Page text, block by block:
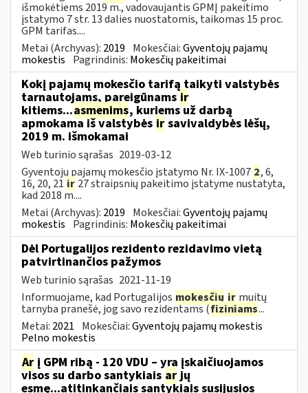
išmokėtiems 2019 m., vadovaujantis GPMĮ pakeitimo
įstatymo 7 str. 13 dalies nuostatomis, taikomas 15 proc.
GPM tarifas....
Metai (Archyvas): 2019 Mokesčiai:Gyventojų pajamų
mokestis Pagrindinis: Mokesčių pakeitimai
Kokį pajamų mokesčio tarifą taikyti valstybės
tarnautojams, pareigūnams ir
kitiems...asmenims, kuriems už darbą
apmokama iš valstybės ir savivaldybės lėšų,
2019 m. išmokamai
Web turinio sąrašas 2019-03-12
Gyventojų pajamų mokesčio įstatymo Nr. IX-1007 2, 6,
16, 20, 21 ir 27 straipsnių pakeitimo įstatyme nustatyta,
kad 2018 m....
Metai (Archyvas): 2019 Mokesčiai:Gyventojų pajamų
mokestis Pagrindinis: Mokesčių pakeitimai
Dėl Portugalijos rezidento rezidavimo vietą
patvirtinančios pažymos
Web turinio sąrašas 2021-11-19
Informuojame, kad Portugalijos mokesčių ir muitų
tarnyba pranešė, jog savo rezidentams (fiziniams...
Metai: 2021 Mokesčiai:Gyventojų pajamų mokestis
Pelno mokestis
Ar į GPM ribą - 120 VDU – yra įskaičiuojamos
visos su darbo santykiais arjų
esmę...atitinkančiais santykiais susijusios